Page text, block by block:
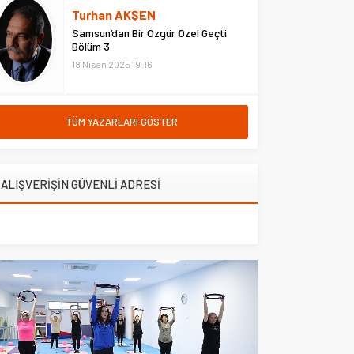
Adliyesi’nde çıkan yangına
müdahale eden Çarşı ve
Mahalle...
Turhan AKŞEN
Samsun’dan Bir Özgür Özel Geçti
Bölüm 3
18 Nisan 2025 19:16
TÜM YAZARLARI GÖSTER
ALIŞVERİŞİN GÜVENLİ ADRESİ